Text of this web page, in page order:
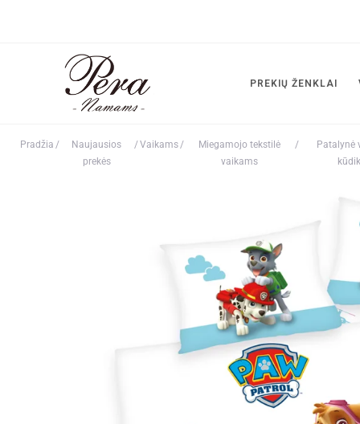
PREKIŲ ŽENKLAI
Pradžia /
Naujausios
prekės
/Vaikams/
Miegamojo tekstilė
vaikams
/
Patalynė